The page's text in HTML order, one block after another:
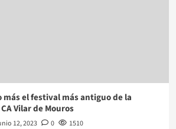
más el festival más antiguo de la
Vilar de Mouros
12, 2023 0
1510